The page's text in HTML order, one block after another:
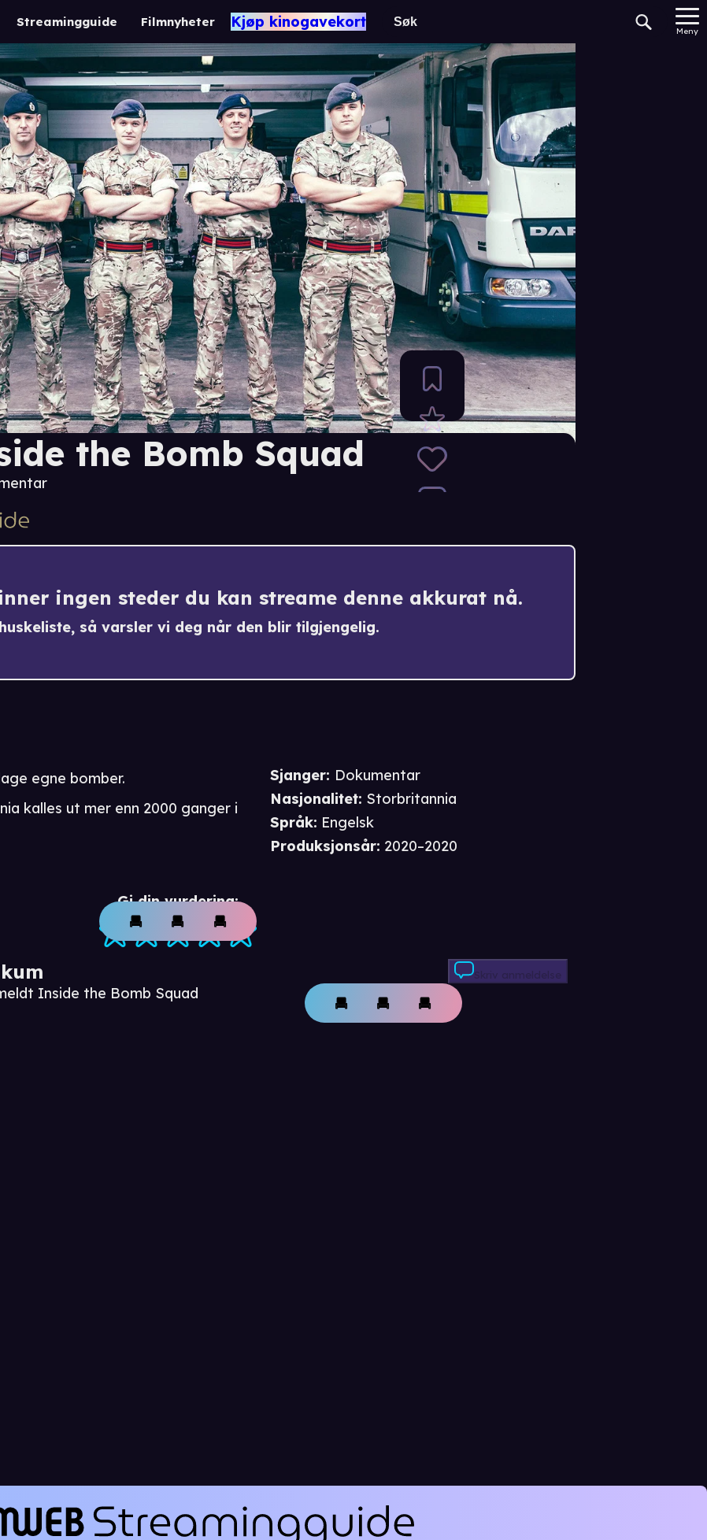
Streamingguide Filmnyheter Kjøp kinogavekort
Meny
the Bomb Squad
ingen steder du kan streame denne akkurat nå.
så varsler vi deg når den blir tilgjengelig.
Gi din vurdering:
Inside the Bomb Squad
Skriv anmeldelse
Sjanger: Dokumentar
Nasjonalitet: Storbritannia
Språk: Engelsk
Produksjonsår: 2020–2020
egne bomber.
kalles ut mer enn 2000 ganger i